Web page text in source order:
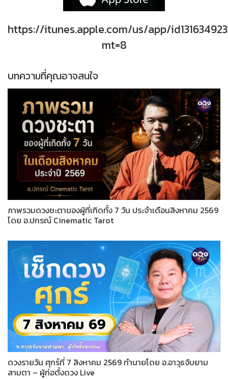
https://itunes.apple.com/us/app/
mt=8
บทความที่คุณอาจสนใจ
ภาพรวมดวงชะตาของผู้ที่เกิดทั้ง 7 วัน ประจำเดือนสิงหาคม 2569
โดย อ.ปกรณ์ Cinematic Tarot
ดวงรายวัน ศุกร์ที่ 7 สิงหาคม 2569 ทำนายโดย อ.อาวุธจับยาม
สามตา – ผู้ก่อตั้งดวง Live